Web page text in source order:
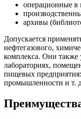
операционные в
архивы
Допускается
нефтегазового,
комплекса. Они также
лабораториях,
пищевых
промышленности и т.